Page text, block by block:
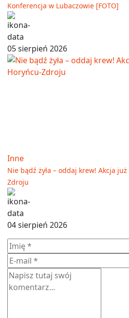
Konferencja w Lubaczowie [FOTO]
05 sierpień 2026
Inne
Nie bądź żyła – oddaj krew! Akcja
Zdroju
04 sierpień 2026